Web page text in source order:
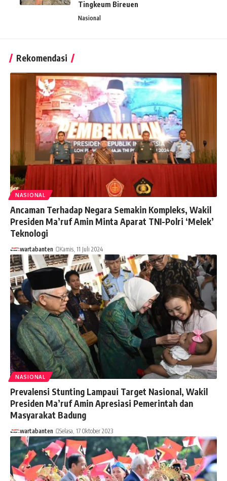
Tingkeum Bireuen
Nasional
Rekomendasi
NASIONAL
Ancaman Terhadap Negara Semakin Kompleks, Wakil
Presiden Ma’ruf Amin Minta Aparat TNI-Polri ‘Melek’
Teknologi
wartabanten Kamis, 11 Juli 2024
NASIONAL
Prevalensi Stunting Lampaui Target Nasional, Wakil
Presiden Ma’ruf Amin Apresiasi Pemerintah dan
Masyarakat Badung
wartabanten Selasa, 17 Oktober 2023